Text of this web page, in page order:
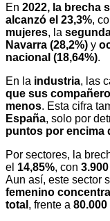
En 2022, la brecha
alcanzó el 23,3%,
mujeres, la
Navarra (28,2%) y
nacional (18,64%).
En la industria, las
que sus
menos. Esta cifra
España, solo por
puntos por encima
Por sectores, la
el 14,85%, con
Aun así, este sector
femenino concentra
total , frente a